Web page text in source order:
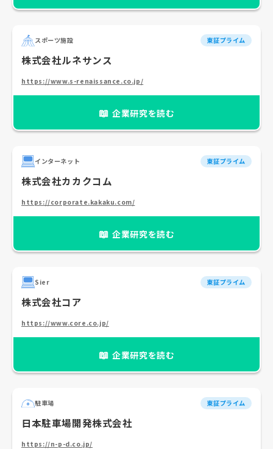
スポーツ施設 東証プライム
株式会社ルネサンス
https://www.s-renaissance.co.jp/
📖 企業研究を読む
インターネット 東証プライム
株式会社カカクコム
https://corporate.kakaku.com/
📖 企業研究を読む
Sier 東証プライム
株式会社コア
https://www.core.co.jp/
📖 企業研究を読む
駐車場 東証プライム
日本駐車場開発株式会社
https://n-p-d.co.jp/